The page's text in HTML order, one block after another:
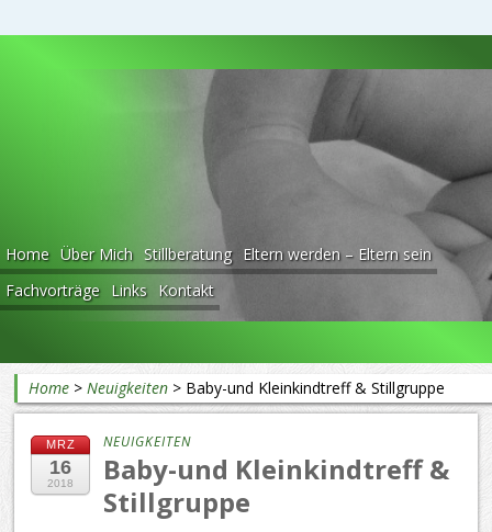
Home Über Mich Stillberatung Eltern werden – Eltern sein
Fachvorträge Links Kontakt
Beratung rund ums Baby
Home >Neuigkeiten > Baby-und Kleinkindtreff & Stillgruppe
MRZ
16
2018
NEUIGKEITEN
Baby-und Kleinkindtreff &
Stillgruppe